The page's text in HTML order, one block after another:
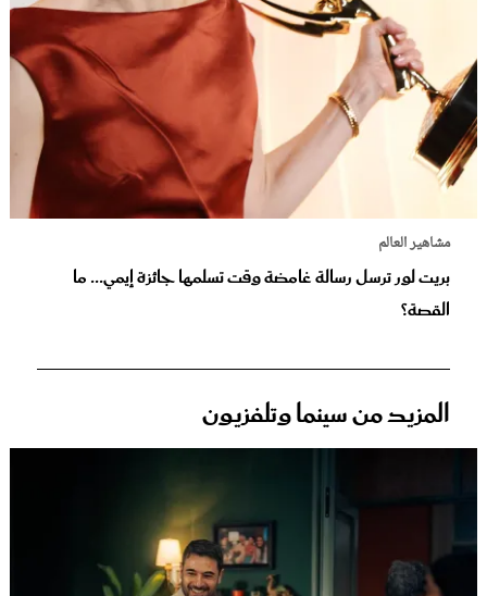
مشاهير العالم
بريت لور ترسل رسالة غامضة وقت تسلمها جائزة إيمي... ما
القصة؟
المزيد من سينما وتلفزيون